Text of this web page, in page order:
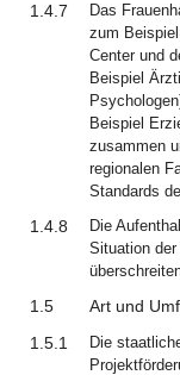
1.4.7
Das
zum
Center und
Beispiel
Beispiel
zusammen
regionalen
Standards
1.4.8
Die
Situation
1.5
Art und
1.5.1
Die